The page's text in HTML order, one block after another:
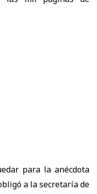
para la anécdota
a la secretaría de